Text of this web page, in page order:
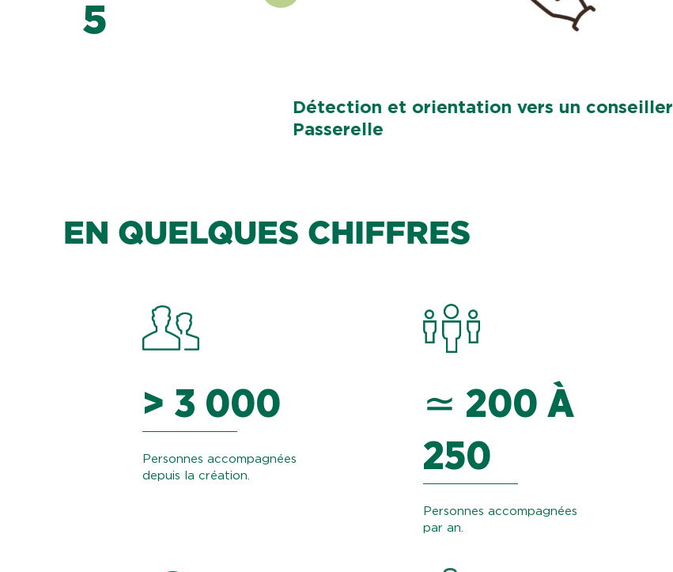
5
Détection et orientation vers un conseiller
Passerelle
EN QUELQUES CHIFFRES
> 3 000
Personnes accompagnées
depuis la création.
≃ 200 À
250
Personnes accompagnées
par an.